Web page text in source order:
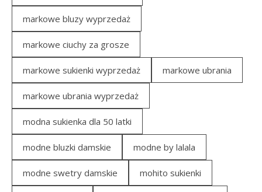
markowe bluzy wyprzedaż
markowe ciuchy za grosze
markowe sukienki wyprzedaż markowe ubrania
markowe ubrania wyprzedaż
modna sukienka dla 50 latki
modne bluzki damskie modne by lalala
modne swetry damskie mohito sukienki